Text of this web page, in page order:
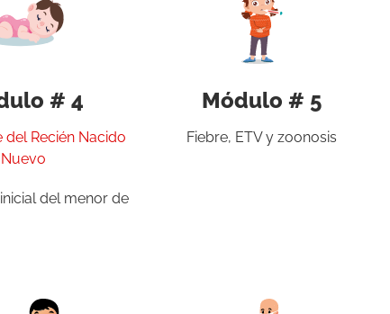
# 4
del Recién Nacido
Nuevo
del menor de
Módulo # 5
Fiebre, ETV y zoonosis